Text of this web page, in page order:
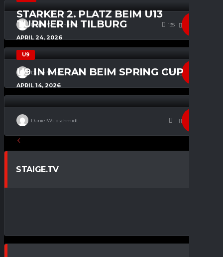
DanielWaldschmidt 135
STARKER 2. PLATZ BEIM U13
TURNIER IN TILBURG
APRIL 24, 2026
DanielWaldschmidt 67
U9
U9 IN MERAN BEIM SPRING CUP
APRIL 14, 2026
DanielWaldschmidt
STAIGE.TV